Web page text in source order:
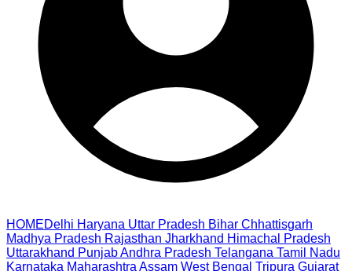
HOMEDelhi Haryana Uttar Pradesh Bihar Chhattisgarh
Madhya Pradesh Rajasthan Jharkhand Himachal Pradesh
Uttarakhand PunjabAndhra Pradesh Telangana Tamil Nadu
Karnataka Maharashtra Assam West Bengal Tripura Gujarat